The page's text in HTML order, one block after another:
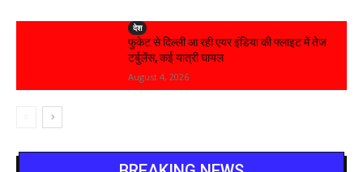
देश
फुकेट से दिल्ली आ रही एयर इंडिया की फ्लाइट में तेज
टर्बुलेंस, कई यात्री घायल
August 4, 2026